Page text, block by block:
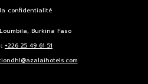
confidentialité
Burkina Faso
+226 25 49 61 51